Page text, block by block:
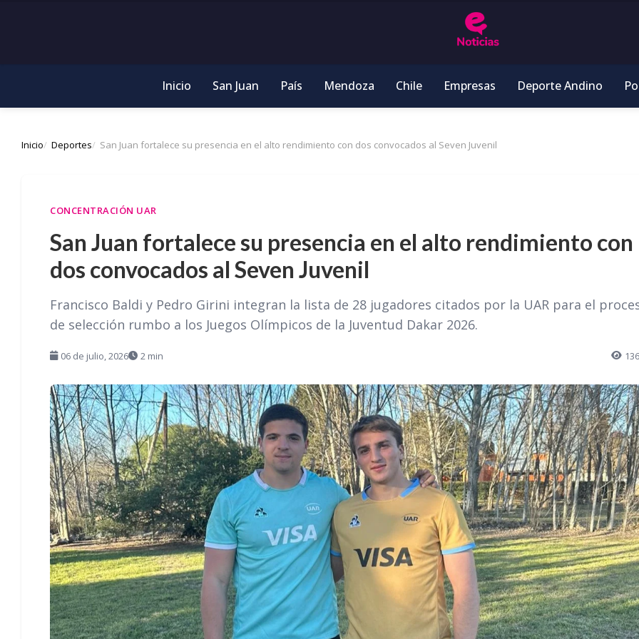
Inicio San Juan País Mendoza Chile Empresas Deporte Andino
Inicio Deportes San Juan fortalece su presencia en el alto rendimiento con dos convocados al Seven Juvenil
CONCENTRACIÓN UAR
San Juan fortalece su presencia en el alto rendimiento con
dos convocados al Seven Juvenil
Francisco Baldi y Pedro Girini integran la lista de 28 jugadores citados por la UAR para el
de selección rumbo a los Juegos Olímpicos de la Juventud Dakar 2026.
06 de julio, 2026 2 min 136